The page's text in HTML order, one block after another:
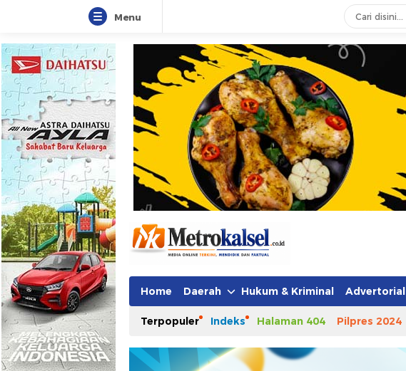
Menu
Metro Kalsel
Media Online Terkini, Faktual dan Mendidik
Home Daerah Hukum & Kriminal Advertorial
Terpopuler Indeks Halaman 404 Pilpres 2024